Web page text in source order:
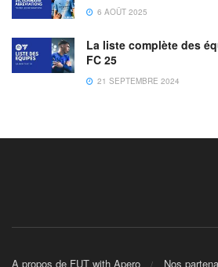
6 AOÛT 2025
La liste complète des
FC 25
21 SEPTEMBRE 2024
A propos de FUT with Apero Nos